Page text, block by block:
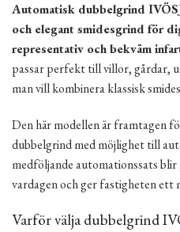
Automatisk dubbelgrind
och elegant smidesgrind för
representativ och bekväm
passar perfekt till villor, gårdar,
man vill kombinera klassisk
Den här modellen är framtagen
dubbelgrind med möjlighet till
medföljande automationssats
vardagen och ger fastigheten
Varför välja dubbelgrind